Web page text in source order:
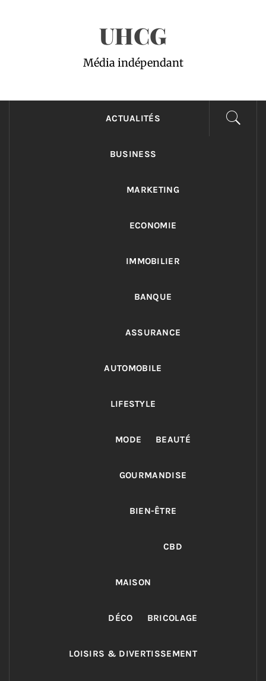
UHCG
Média indépendant
ACTUALITÉS
BUSINESS
MARKETING
ECONOMIE
IMMOBILIER
BANQUE
ASSURANCE
AUTOMOBILE
LIFESTYLE
MODE BEAUTÉ
GOURMANDISE
BIEN-ÊTRE
CBD
MAISON
DÉCO BRICOLAGE
LOISIRS & DIVERTISSEMENT